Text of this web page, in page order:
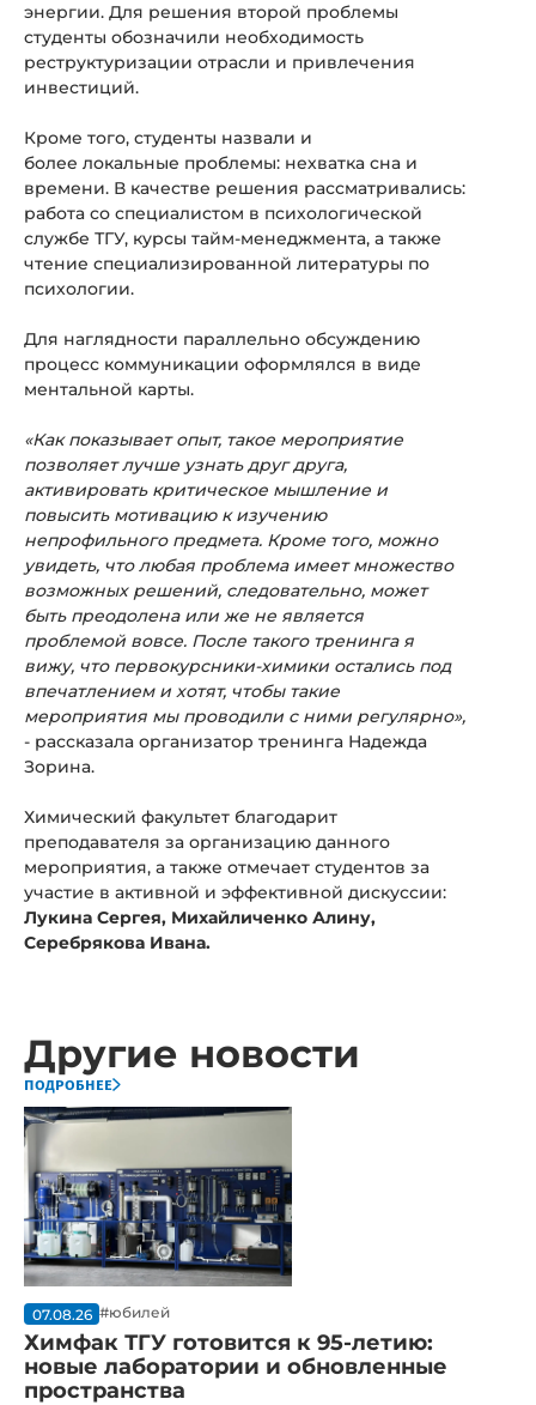
энергии. Для решения второй проблемы
студенты обозначили необходимость
реструктуризации отрасли и привлечения
инвестиций.
Кроме того, студенты назвали и
более локальные проблемы: нехватка сна и
времени. В качестве решения рассматривались:
работа со специалистом в психологической
службе ТГУ, курсы тайм-менеджмента, а также
чтение специализированной литературы по
психологии.
Для наглядности параллельно обсуждению
процесс коммуникации оформлялся в виде
ментальной карты.
«Как показывает опыт, такое мероприятие
позволяет лучше узнать друг друга,
активировать критическое мышление и
повысить мотивацию к изучению
непрофильного предмета. Кроме того, можно
увидеть, что любая проблема имеет множество
возможных решений, следовательно, может
быть преодолена или же не является
проблемой вовсе. После такого тренинга я
вижу, что первокурсники-химики остались под
впечатлением и хотят, чтобы такие
мероприятия мы проводили с ними регулярно»,
- рассказала организатор тренинга Надежда
Зорина.
Химический факультет благодарит
преподавателя за организацию данного
мероприятия, а также отмечает студентов за
участие в активной и эффективной дискуссии:
Лукина Сергея, Михайличенко Алину,
Серебрякова Ивана.
Другие новости
подробнее
07.08.26 #юбилей
Химфак ТГУ готовится к 95-летию:
новые лаборатории и обновленные
пространства